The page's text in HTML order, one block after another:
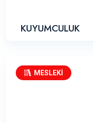
KUYUMCULUK
MESLEKİ